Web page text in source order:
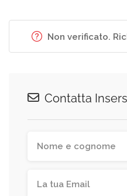
Non verificato.
Contatta